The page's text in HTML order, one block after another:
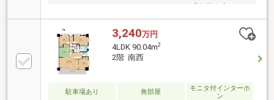
おすすめポイント～コミュニティバス「南風台入口」
停まで徒歩4分４LDK＋Wクローゼット1620サイズの浴
室、窓ありバルコニーにスロップシンクあり～ライフ
インフォメーション～前原南小学校 約1120mマルシ
ョク南風店 約690m□オーナーチェンジ、月額125000
円で賃貸中、年間予定賃料収入1500000円、現況表面
利回り約5.55％当店が売主様、直接の販売窓口の物件
になります。ご見学希望や資料請求に関しましては、
3,240万円
4LDK 90.04m2
2階 南西
駐車場あり 角部屋
モニタ付インターホ
ン